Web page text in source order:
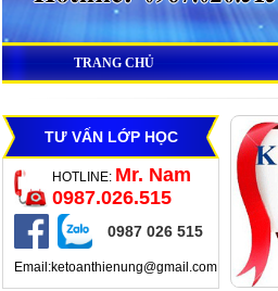
TRANG CHỦ
TƯ VẤN LỚP HỌC
HOTLINE: Mr. Nam
0987.026.515
0987 026 515
Email:ketoanthienung@gmail.com